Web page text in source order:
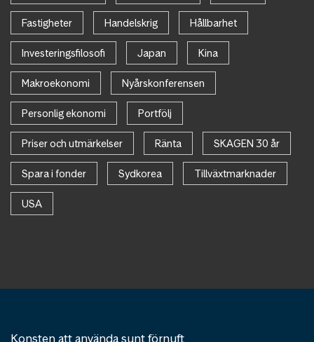
Fastigheter Handelskrig Hållbarhet
Investeringsfilosofi Japan Kina
Makroekonomi Nyårskonferensen
Personlig ekonomi Portfölj
Priser och utmärkelser Ränta SKAGEN 30 år
Spara i fonder Sydkorea Tillväxtmarknader
USA
Konsten att använda sunt förnuft